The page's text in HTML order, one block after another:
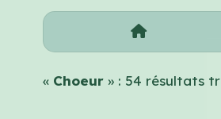
«Choeur » : 54 résultats